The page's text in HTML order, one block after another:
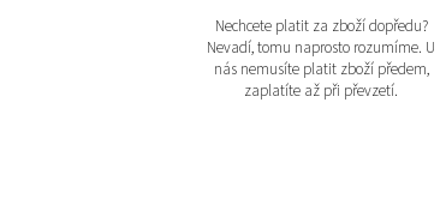
Nechcete platit za zboží dopředu?
Nevadí, tomu naprosto rozumíme. U
nás nemusíte platit zboží předem,
zaplatíte až při převzetí.